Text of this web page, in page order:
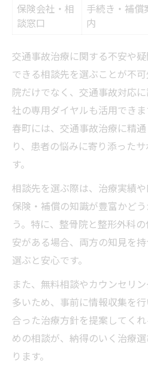
保険会社・相
談窓口
手続き・補償
内
交通事故治療に関する不安や
できる相談先を選ぶことが不
院だけでなく、交通事故対応
社の専用ダイヤルも活用でき
春町には、交通事故治療に精
り、患者の悩みに寄り添った
す。
相談先を選ぶ際は、治療実績や
保険・補償の知識が豊富かど
う。特に、整骨院と整形外科
安がある場合、両方の知見を
選ぶと安心です。
また、無料相談やカウンセリ
多いため、事前に情報収集を
合った治療方針を提案してく
めの相談が、納得のいく治療
ります。